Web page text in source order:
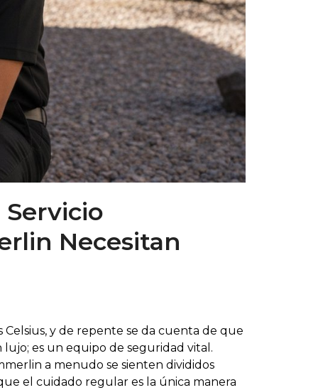
Necesitan
y de repente se da cuenta de que
lujo; es un equipo de seguridad vital.
a menudo se sienten divididos
el cuidado regular es la única manera